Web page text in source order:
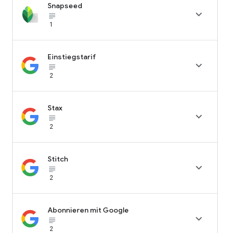
Snapseed
subject_black
1

Einstiegstarif
subject_black
2

Stax
subject_black
2

Stitch
subject_black
2

Abonnieren mit Google
subject_black
2
